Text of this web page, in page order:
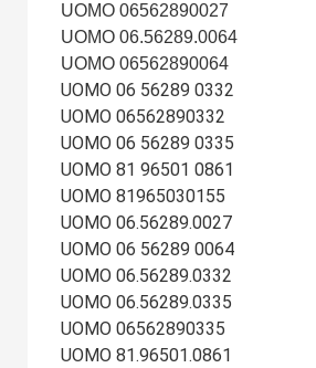
UOMO 06562890027
UOMO 06.56289.0064
UOMO 06562890064
UOMO 06 56289 0332
UOMO 06562890332
UOMO 06 56289 0335
UOMO 81 96501 0861
UOMO 81965030155
UOMO 06.56289.0027
UOMO 06 56289 0064
UOMO 06.56289.0332
UOMO 06.56289.0335
UOMO 06562890335
UOMO 81.96501.0861